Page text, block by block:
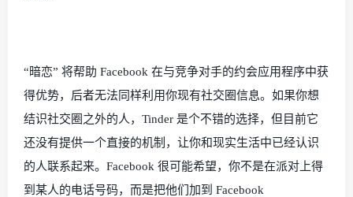
“暗恋” 将帮助 Facebook 在与竞争对手的约会应用程序中获
得优势，后者无法同样利用你现有社交圈信息。如果你想
结识社交圈之外的人， Tinder 是个不错的选择，但目前它
还没有提供一个直接的机制，让你和现实生活中已经认识
的人联系起来。 Facebook 很可能希望，你不是在派对上得
到某人的电话号码，而是把他们加到 Facebook